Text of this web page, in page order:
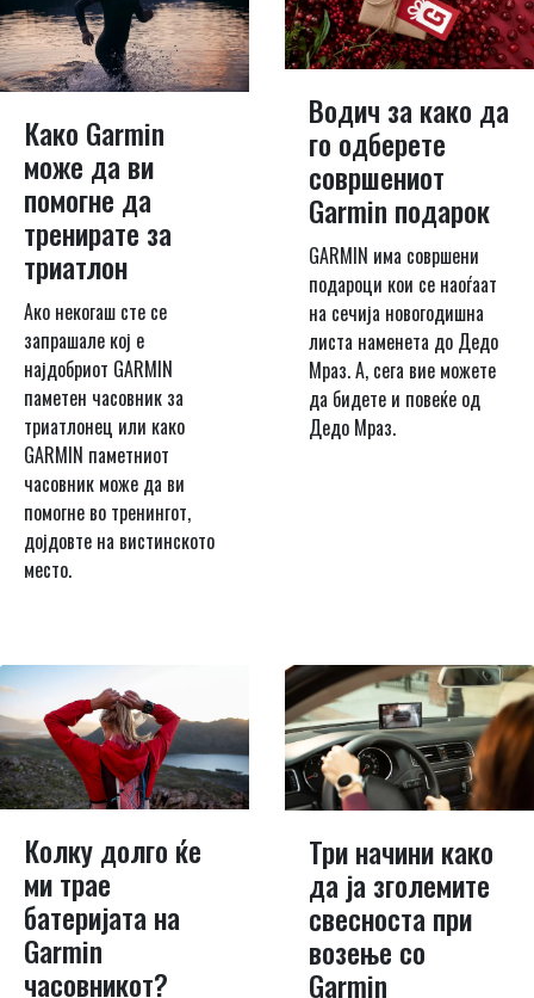
Како Garmin
може да ви
помогне да
тренирате за
триатлон
Ако некогаш сте се
запрашале кој е
најдобриот GARMIN
паметен часовник за
триатлонец или како
GARMIN паметниот
часовник може да ви
помогне во тренингот,
дојдовте на вистинското
место.
Водич за како да
го одберете
совршениот
Garmin подарок
GARMIN има совршени
подароци кои се наоѓаат
на сечија новогодишна
листа наменета до Дедо
Мраз. А, сега вие можете
да бидете и повеќе од
Дедо Мраз.
Колку долго ќе
ми трае
батеријата на
Garmin
часовникот?
Три начини како
да ја зголемите
свесноста при
возење со
Garmin